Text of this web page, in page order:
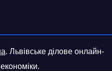
. Львівське ділове онлайн-